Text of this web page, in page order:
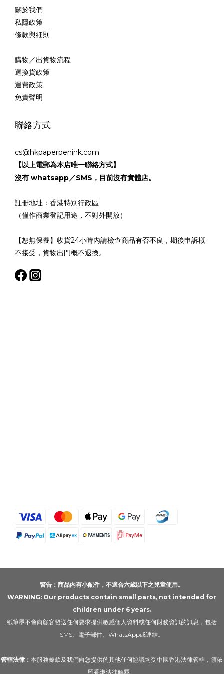
關於我們
私隱政策
條款與細則
購物／出貨物流程
退換貨政策
運費政策
免責聲明
聯絡方式
cs@hkpaperpenink.com
【以上電郵為本店唯一聯絡方式】
沒有 whatsapp／SMS，目前沒有實體店。
註冊地址：香港特別行政區
（僅作商業登記用途，不對外開放）
【恕無保養】收貨24小時內請檢查商品有否不良，期後申訴概
不接受，貨物出門概不退換。
警告：商品內有小配件，不適合六歲以下之兒童使用。
WARNING: Our products contain small parts, not intended for
children under 6 years.
紙筆墨不會向顧客發送任何要求提供敏感個人資料或任何財務資訊的訊息，包括
SMS、電子郵件、WhatsApp或連結。
管轄法律： 本服務條款及我們向您提供的其他任何協議均受中國香港法律管轄，須依
照香港法律解釋。